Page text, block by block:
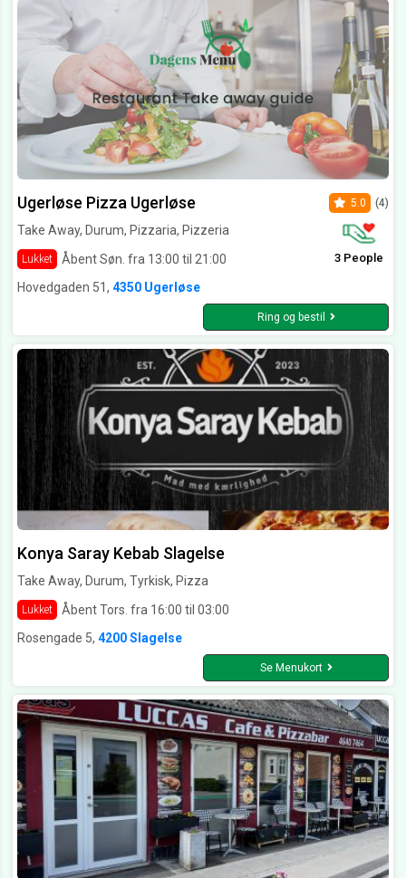
Ugerløse Pizza Ugerløse
Take Away, Durum, Pizzaria, Pizzeria
Lukket Åbent Søn. fra 13:00 til 21:00
5.0 (4)
3 People
Hovedgaden 51, 4350 Ugerløse
Ring og bestil
Konya Saray Kebab Slagelse
Take Away, Durum, Tyrkisk, Pizza
Lukket
Åbent Tors. fra 16:00 til 03:00
Rosengade 5, 4200 Slagelse
Se Menukort